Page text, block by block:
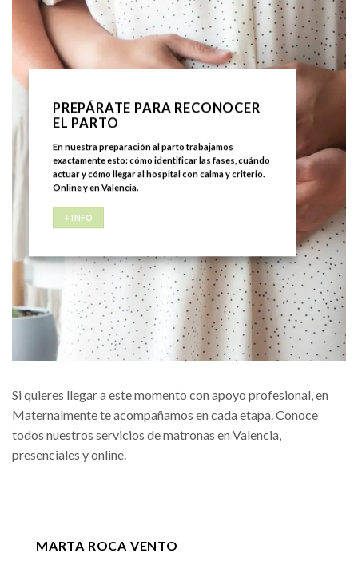
PREPÁRATE PARA RECONOCER
EL PARTO
En nuestra preparación al parto trabajamos
exactamente esto: cómo identificar las fases, cuándo
actuar y cómo llegar al hospital con calma y criterio.
Online y en Valencia.
+ INFO
Si quieres llegar a este momento con apoyo profesional, en
Maternalmente te acompañamos en cada etapa. Conoce
todos nuestros servicios de matronas en Valencia,
presenciales y online.
MARTA ROCA VENTO